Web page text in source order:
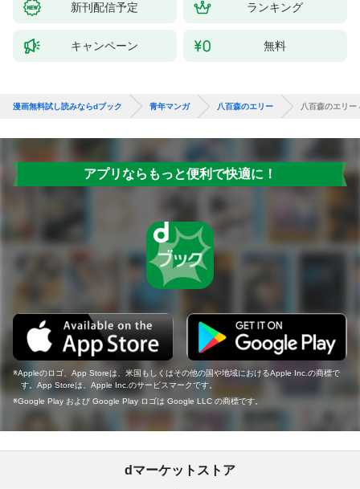
新刊配信予定 ランキング
キャンペーン 無料
漫画無料試し読みならdブック 青年マンガ 八百森のエリー 八百森のエリー
アプリならもっと便利で快適に！
Appleのロゴ、App Storeは、米国もしくはその他の国や地域におけるApple Inc.の商標で
す。App Storeは、Apple Inc.のサービスマークです。
Google Play および Google Play ロゴは Google LLC の商標です。
dマーケットストア